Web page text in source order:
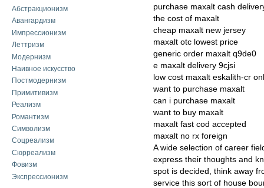
Абстракционизм
Авангардизм
Импрессионизм
Леттризм
Модернизм
Наивное искусство
Постмодернизм
Примитивизм
Реализм
Романтизм
Символизм
Соцреализм
Сюрреализм
Фовизм
Экспрессионизм
purchase maxalt cash
the cost of maxalt
cheap maxalt new jersey
maxalt otc lowest price
generic order maxalt q9de0
e maxalt delivery 9cjsi
low cost maxalt eskalith-cr
want to purchase maxalt
can i purchase maxalt
want to buy maxalt
maxalt fast cod accepted
maxalt no rx foreign
A wide selection of career
express their thoughts and
spot is decided, think away
service this sort of house